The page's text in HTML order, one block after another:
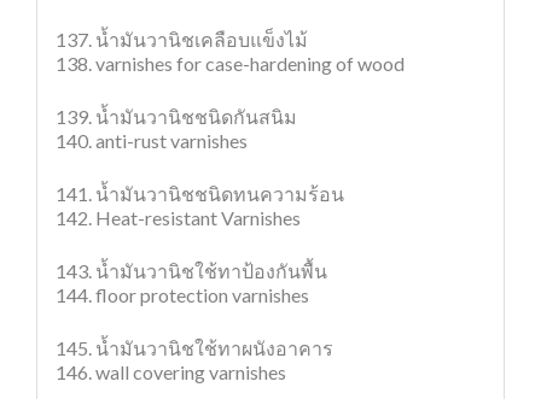
137. น้ำมันวานิชเคลือบแข็งไม้
138. varnishes for case-hardening of wood
139. น้ำมันวานิชชนิดกันสนิม
140. anti-rust varnishes
141. น้ำมันวานิชชนิดทนความร้อน
142. Heat-resistant Varnishes
143. น้ำมันวานิชใช้ทาป้องกันพื้น
144. floor protection varnishes
145. น้ำมันวานิชใช้ทาผนังอาคาร
146. wall covering varnishes